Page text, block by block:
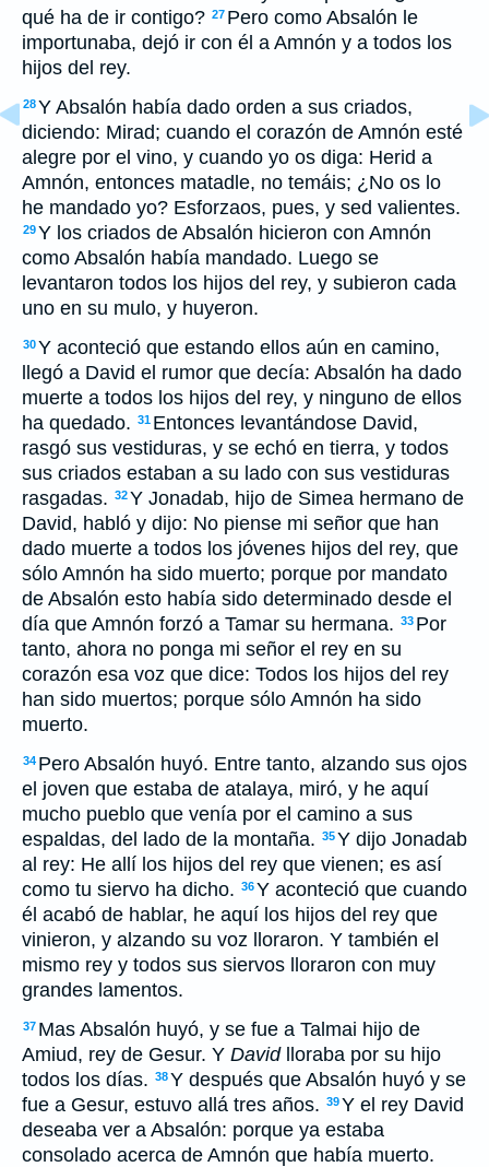
qué ha de ir contigo? 27 Pero como Absalón le
importunaba, dejó ir con él a Amnón y a todos los
hijos del rey.
28Y Absalón había dado orden a sus criados,
diciendo: Mirad; cuando el corazón de Amnón esté
alegre por el vino, y cuando yo os diga: Herid a
Amnón, entonces matadle, no temáis; ¿No os lo
he mandado yo? Esforzaos, pues, y sed valientes.
29Y los criados de Absalón hicieron con Amnón
como Absalón había mandado. Luego se
levantaron todos los hijos del rey, y subieron cada
uno en su mulo, y huyeron.
30Y aconteció que estando ellos aún en camino,
llegó a David el rumor que decía: Absalón ha dado
muerte a todos los hijos del rey, y ninguno de ellos
ha quedado. 31 Entonces levantándose David,
rasgó sus vestiduras, y se echó en tierra, y todos
sus criados estaban a su lado con sus vestiduras
rasgadas. 32Y Jonadab, hijo de Simea hermano de
David, habló y dijo: No piense mi señor que han
dado muerte a todos los jóvenes hijos del rey, que
sólo Amnón ha sido muerto; porque por mandato
de Absalón esto había sido determinado desde el
día que Amnón forzó a Tamar su hermana. 33 Por
tanto, ahora no ponga mi señor el rey en su
corazón esa voz que dice: Todos los hijos del rey
han sido muertos; porque sólo Amnón ha sido
muerto.
34 Pero Absalón huyó. Entre tanto, alzando sus ojos
el joven que estaba de atalaya, miró, y he aquí
mucho pueblo que venía por el camino a sus
espaldas, del lado de la montaña. 35Y dijo Jonadab
al rey: He allí los hijos del rey que vienen; es así
como tu siervo ha dicho. 36Y aconteció que cuando
él acabó de hablar, he aquí los hijos del rey que
vinieron, y alzando su voz lloraron. Y también el
mismo rey y todos sus siervos lloraron con muy
grandes lamentos.
37 Mas Absalón huyó, y se fue a Talmai hijo de
Amiud, rey de Gesur. Y Davidlloraba por su hijo
todos los días. 38Y después que Absalón huyó y se
fue a Gesur, estuvo allá tres años. 39Y el rey David
deseaba ver a Absalón: porque ya estaba
consolado acerca de Amnón que había muerto.